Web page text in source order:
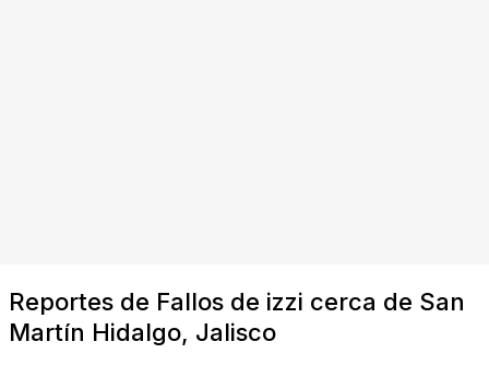
Reportes de Fallos de izzi cerca de San
Martín Hidalgo, Jalisco